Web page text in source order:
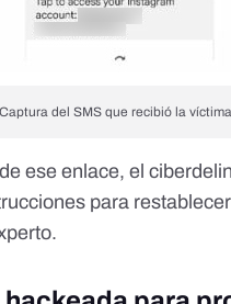
Captura del SMS que recibió la
ese enlace, el
para